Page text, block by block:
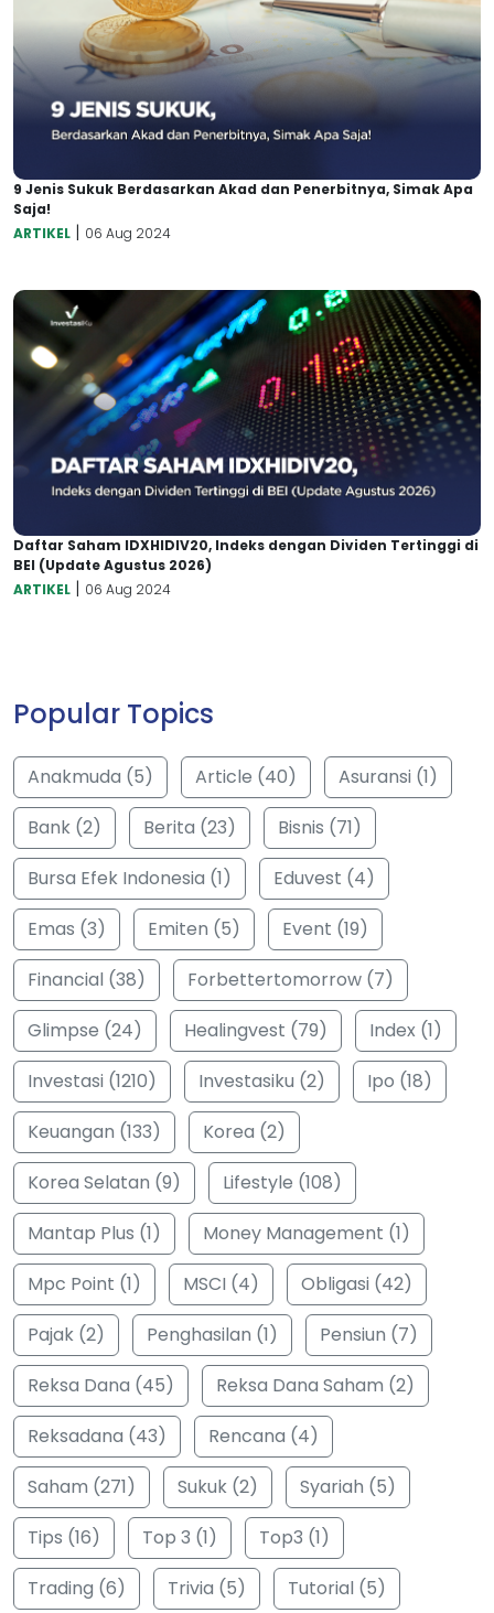
9 Jenis Sukuk Berdasarkan Akad dan Penerbitnya, Simak Apa
Saja!
ARTIKEL | 06 Aug 2024
Daftar Saham IDXHIDIV20, Indeks dengan Dividen Tertinggi di
BEI (Update Agustus 2026)
ARTIKEL | 06 Aug 2024
Popular Topics
Anakmuda (5) Article (40)
Asuransi (1)
Bank (2)
Berita (23)
Bisnis (71)
Bursa Efek Indonesia (1)
Eduvest (4)
Emas (3)
Emiten (5)
Event (19)
Financial (38)
Forbettertomorrow (7)
Glimpse (24)
Healingvest (79)
Index (1)
Investasi (1210)
Investasiku (2)
Ipo (18)
Keuangan (133)
Korea (2)
Korea Selatan (9)
Lifestyle (108)
Mantap Plus (1)
Money Management (1)
Mpc Point (1)
MSCI (4)
Obligasi (42)
Pajak (2)
Penghasilan (1)
Pensiun (7)
Reksa Dana (45)
Reksa Dana Saham (2)
Reksadana (43)
Rencana (4)
Saham (271)
Sukuk (2)
Syariah (5)
Tips (16)
Top 3 (1)
Top3 (1)
Trading (6)
Trivia (5)
Tutorial (5)